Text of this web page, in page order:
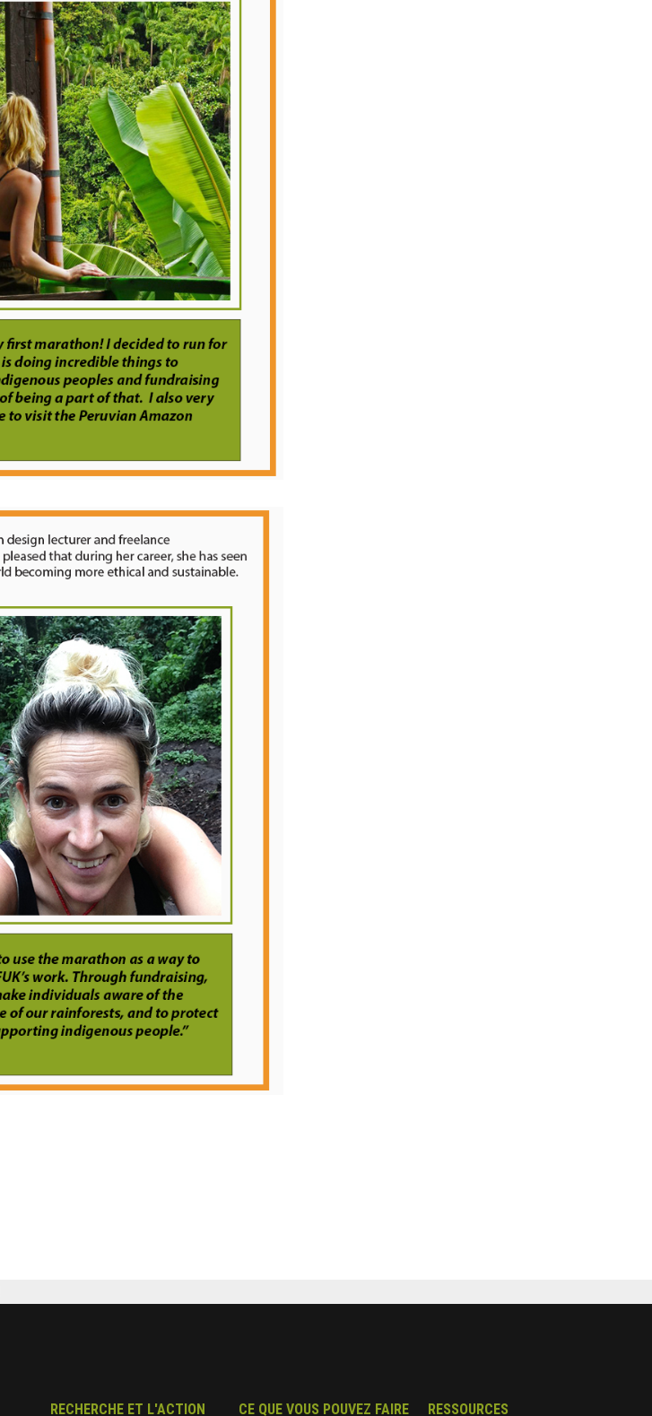
RECHERCHE ET L'ACTION CE QUE VOUS POUVEZ FAIRE RESSOURCES